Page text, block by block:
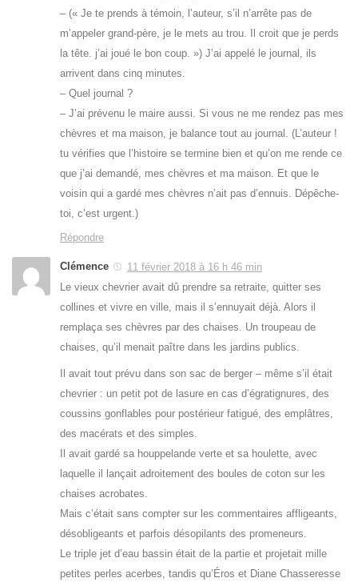
– (« Je te prends à témoin, l’auteur, s’il n’arrête pas de
m’appeler grand-père, je le mets au trou. Il croit que je perds
la tête. j’ai joué le bon coup. ») J’ai appelé le journal, ils
arrivent dans cinq minutes.
– Quel journal ?
– J’ai prévenu le maire aussi. Si vous ne me rendez pas mes
chèvres et ma maison, je balance tout au journal. (L’auteur !
tu vérifies que l’histoire se termine bien et qu’on me rende ce
que j’ai demandé, mes chèvres et ma maison. Et que le
voisin qui a gardé mes chèvres n’ait pas d’ennuis. Dépêche-
toi, c’est urgent.)
Répondre
Clémence
11 février 2018 à 16 h 46 min
Le vieux chevrier avait dû prendre sa retraite, quitter ses
collines et vivre en ville, mais il s’ennuyait déjà. Alors il
remplaça ses chèvres par des chaises. Un troupeau de
chaises, qu’il menait paître dans les jardins publics.
Il avait tout prévu dans son sac de berger – même s’il était
chevrier : un petit pot de lasure en cas d’égratignures, des
coussins gonflables pour postérieur fatigué, des emplâtres,
des macérats et des simples.
Il avait gardé sa houppelande verte et sa houlette, avec
laquelle il lançait adroitement des boules de coton sur les
chaises acrobates.
Mais c’était sans compter sur les commentaires affligeants,
désobligeants et parfois désopilants des promeneurs.
Le triple jet d’eau bassin était de la partie et projetait mille
petites perles acerbes, tandis qu’Éros et Diane Chasseresse